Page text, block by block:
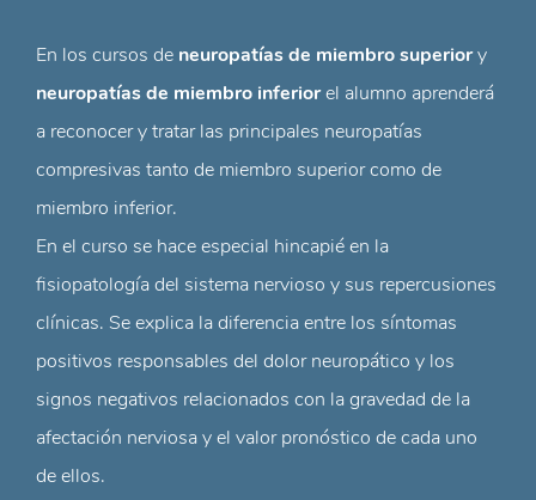
En los cursos de neuropatías de miembro superiory
neuropatías de miembro inferiorel alumno aprenderá
a reconocer y tratar las principales neuropatías
compresivas tanto de miembro superior como de
miembro inferior.
En el curso se hace especial hincapié en la
fisiopatología del sistema nervioso y sus repercusiones
clínicas. Se explica la diferencia entre los síntomas
positivos responsables del dolor neuropático y los
signos negativos relacionados con la gravedad de la
afectación nerviosa y el valor pronóstico de cada uno
de ellos.